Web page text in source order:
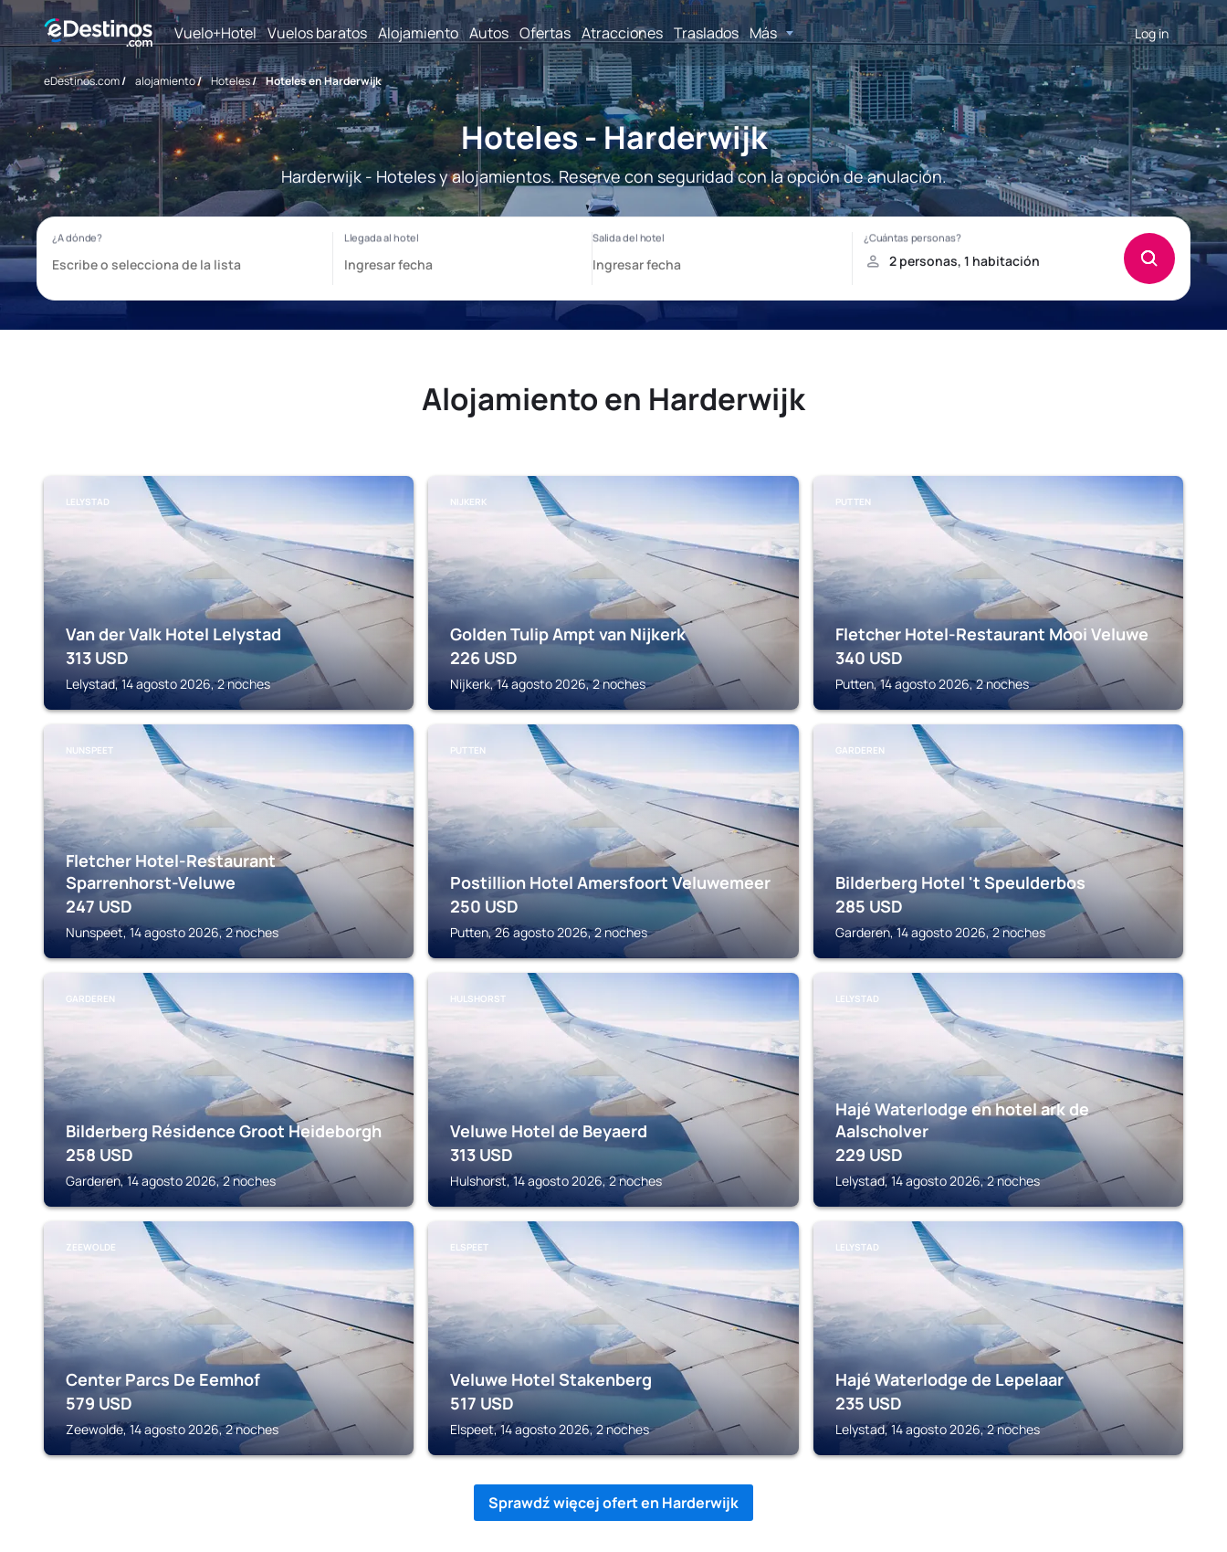
Vuelo+Hotel Vuelos baratos Alojamiento Autos Ofertas Atracciones Traslados Más Log in
eDestinos.com/ alojamiento/ Hoteles/ Hoteles en Harderwijk
Hoteles - Harderwijk
Harderwijk - Hoteles y alojamientos. Reserve con seguridad con la opción de anulación.
Alojamiento en Harderwijk
LELYSTAD
Van der Valk Hotel Lelystad
313 USD
Lelystad, 14 agosto 2026, 2 noches
NIJKERK
Golden Tulip Ampt van Nijkerk
226 USD
Nijkerk, 14 agosto 2026, 2 noches
PUTTEN
Fletcher Hotel-Restaurant Mooi Veluwe
340 USD
Putten, 14 agosto 2026, 2 noches
NUNSPEET
Fletcher Hotel-Restaurant
Sparrenhorst-Veluwe
247 USD
Nunspeet, 14 agosto 2026, 2 noches
PUTTEN
Postillion Hotel Amersfoort Veluwemeer
250 USD
Putten, 26 agosto 2026, 2 noches
GARDEREN
Bilderberg Hotel 't Speulderbos
285 USD
Garderen, 14 agosto 2026, 2 noches
GARDEREN
Bilderberg Résidence Groot Heideborgh
258 USD
Garderen, 14 agosto 2026, 2 noches
HULSHORST
Veluwe Hotel de Beyaerd
313 USD
Hulshorst, 14 agosto 2026, 2 noches
LELYSTAD
Hajé Waterlodge en hotel ark de
Aalscholver
229 USD
Lelystad, 14 agosto 2026, 2 noches
ZEEWOLDE
Center Parcs De Eemhof
579 USD
Zeewolde, 14 agosto 2026, 2 noches
ELSPEET
Veluwe Hotel Stakenberg
517 USD
Elspeet, 14 agosto 2026, 2 noches
LELYSTAD
Hajé Waterlodge de Lepelaar
235 USD
Lelystad, 14 agosto 2026, 2 noches
Sprawdź więcej ofert en Harderwijk